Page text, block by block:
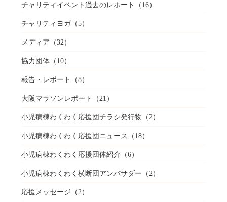
チャリティイベント過去のレポート （16）
チャリティヨガ（5）
メディア （32）
協力団体（10）
報告・レポート （8）
大阪マラソンレポート （21）
小児病棟わくわく応援団チラシ発行物 （2）
小児病棟わくわく応援団ニュース （18）
小児病棟わくわく応援団体紹介 （6）
小児病棟わくわく横断団アンバサダー （2）
応援メッセージ （2）